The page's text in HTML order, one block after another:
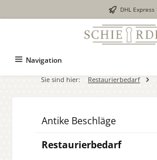
DHL Express
Navigation
Sie sind hier: Restaurierbedarf
Antike Beschläge
Restaurierbedarf